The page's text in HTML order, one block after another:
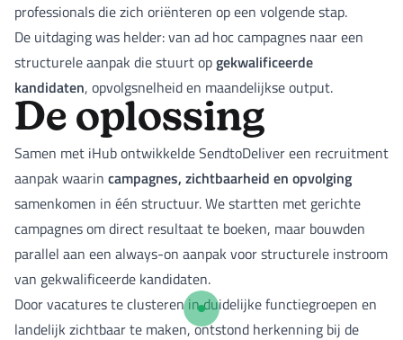
professionals die zich oriënteren op een volgende stap.
De uitdaging was helder: van ad hoc campagnes naar een
structurele aanpak die stuurt opgekwalificeerde
kandidaten, opvolgsnelheid en maandelijkse output.
De oplossing
Samen met iHub ontwikkelde SendtoDeliver een recruitment
aanpak waarin campagnes, zichtbaarheid en opvolging
samenkomen in één structuur. We startten met gerichte
campagnes om direct resultaat te boeken, maar bouwden
parallel aan een always-on aanpak voor structurele instroom
van gekwalificeerde kandidaten.
Door vacatures te clusteren in duidelijke functiegroepen en
landelijk zichtbaar te maken, ontstond herkenning bij de